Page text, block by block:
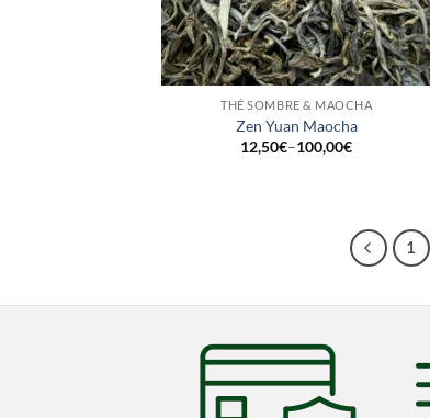
+
THÉ SOMBRE & MAOCHA
Zen Yuan Maocha
12,50€–100,00€
1